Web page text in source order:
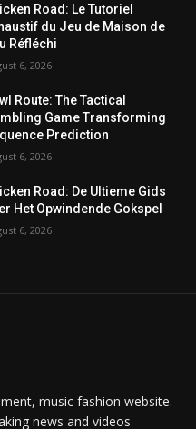
Road: Le Tutoriel
du Jeu de Maison de
Réfléchi
6, 2026
Route: The Tactical
Game Transforming
Prediction
6, 2026
Road: De Ultieme Gids
Het Opwindende Gokspel
6, 2026
music fashion website.
news and videos